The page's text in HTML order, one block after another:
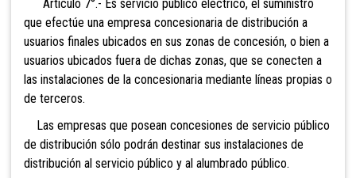
Artículo 7°.- Es servicio público eléctrico, el suministro
que efectúe una empresa concesionaria de distribución a
usuarios finales ubicados en sus zonas de concesión, o bien a
usuarios ubicados fuera de dichas zonas, que se conecten a
las instalaciones de la concesionaria mediante líneas propias o
de terceros.
Las empresas que posean concesiones de servicio público
de distribución sólo podrán destinar sus instalaciones de
distribución al servicio público y al alumbrado público.